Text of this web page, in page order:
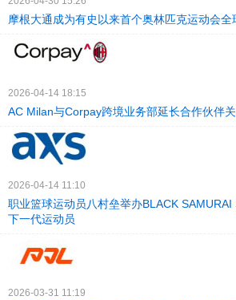
摩根大通成为有史以来首个奥林匹克运动会全
2026-04-14 18:15
AC Milan与Corpay跨境业务部延长合作伙伴
2026-04-14 11:10
职业篮球运动员八村垒举办BLACK
下一代运动员
2026-03-31 11:19